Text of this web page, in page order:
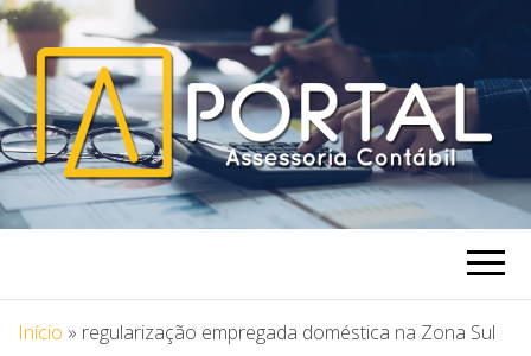
PORTAL
ASSESSORIA
Blog Portal Assessoria
Início » regularização empregada doméstica na Zona Sul